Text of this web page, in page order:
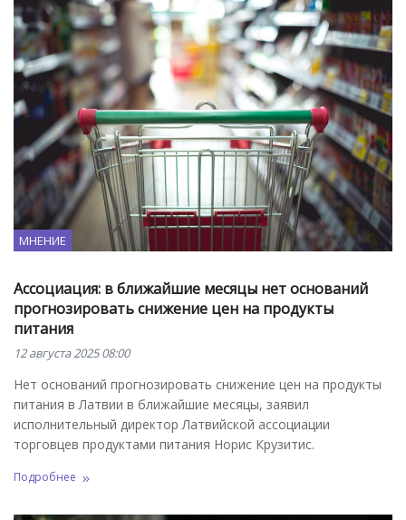
МНЕНИЕ
Ассоциация: в ближайшие месяцы нет оснований
прогнозировать снижение цен на продукты
питания
12 августа 2025 08:00
Нет оснований прогнозировать снижение цен на продукты
питания в Латвии в ближайшие месяцы, заявил
исполнительный директор Латвийской ассоциации
торговцев продуктами питания Норис Крузитис.
Подробнее